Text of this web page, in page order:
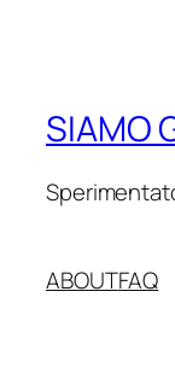
SIAMO
ABOUTFAQ